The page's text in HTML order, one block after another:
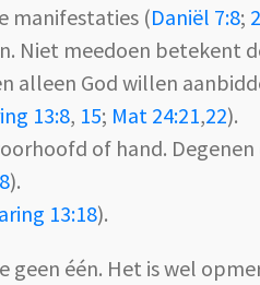
manifestaties (Daniël 7:8;
Niet meedoen betekent
alleen God willen
13:8, 15; Mat 24:21,22).
of hand.
).
13:18).
geen één. Het is wel